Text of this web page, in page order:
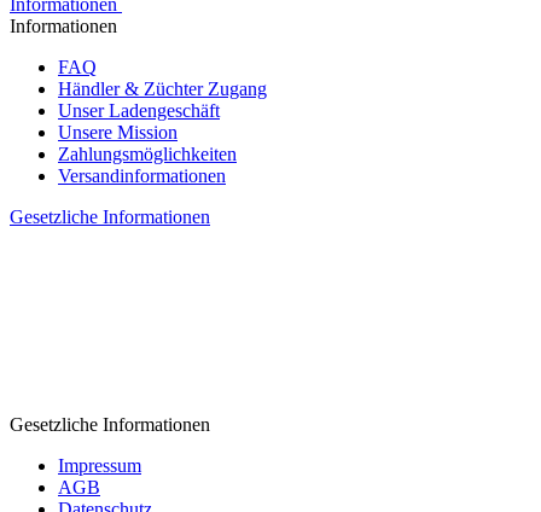
Informationen
Informationen
FAQ
Händler & Züchter Zugang
Unser Ladengeschäft
Unsere Mission
Zahlungsmöglichkeiten
Versandinformationen
Gesetzliche Informationen
Gesetzliche Informationen
Impressum
AGB